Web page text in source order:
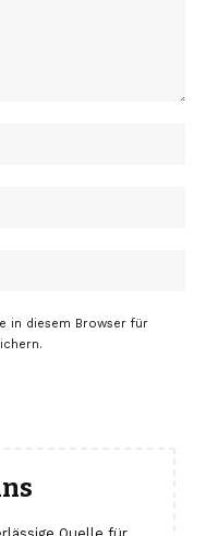
in diesem Browser für
Quelle für